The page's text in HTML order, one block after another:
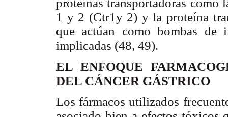
proteínas transportadoras como
1 y 2 (Ctr1y 2) y la proteína
que actúan como bombas de
implicadas (48, 49).
EL ENFOQUE
DEL CÁNCER GÁSTRICO
Los fármacos utilizados